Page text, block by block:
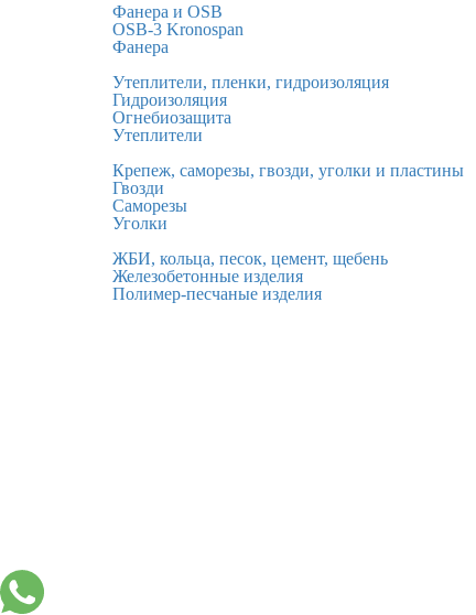
Фанера и OSB
OSB-3 Kronospan
Фанера
Утеплители, пленки, гидроизоляция
Гидроизоляция
Огнебиозащита
Утеплители
Крепеж, саморезы, гвозди, уголки и пластины
Гвозди
Саморезы
Уголки
ЖБИ, кольца, песок, цемент, щебень
Железобетонные изделия
Полимер-песчаные изделия